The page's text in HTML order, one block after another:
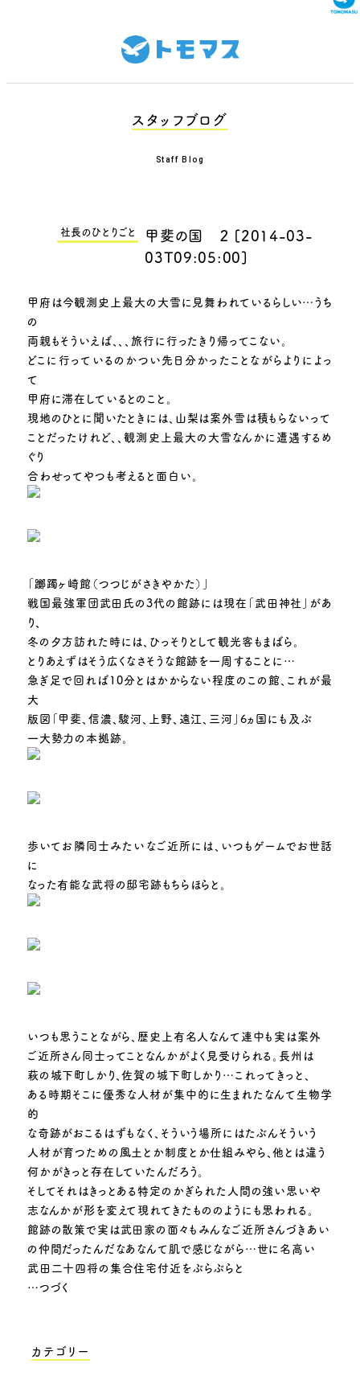
スタッフブログ
Staff Blog
社長のひとりごと 甲斐の国 ２ [2014-03-
03T09:05:00]
甲府は今観測史上最大の大雪に見舞われているらしい…うち
の
両親もそういえば、、、旅行に行ったきり帰ってこない。
どこに行っているのかつい先日分かったことながらよりによっ
て
甲府に滞在しているとのこと。
現地のひとに聞いたときには、山梨は案外雪は積もらないって
ことだったけれど、、観測史上最大の大雪なんかに遭遇するめ
ぐり
合わせってやつも考えると面白い。
「躑躅ヶ崎館（つつじがさきやかた）」
戦国最強軍団武田氏の3代の館跡には現在「武田神社」があ
り、
冬の夕方訪れた時には、ひっそりとして観光客もまばら。
とりあえずはそう広くなさそうな館跡を一周することに…
急ぎ足で回れば10分とはかからない程度のこの館、これが最
大
版図「甲斐、信濃、駿河、上野、遠江、三河」6ヵ国にも及ぶ
一大勢力の本拠跡。
歩いてお隣同士みたいなご近所には、いつもゲームでお世話
に
なった有能な武将の邸宅跡もちらほらと。
いつも思うことながら、歴史上有名人なんて連中も実は案外
ご近所さん同士ってことなんかがよく見受けられる。長州は
萩の城下町しかり、佐賀の城下町しかり…これってきっと、
ある時期そこに優秀な人材が集中的に生まれたなんて生物学
的
な奇跡がおこるはずもなく、そういう場所にはたぶんそういう
人材が育つための風土とか制度とか仕組みやら、他とは違う
何かがきっと存在していたんだろう。
そしてそれはきっとある特定のかぎられた人間の強い思いや
志なんかが形を変えて現れてきたもののようにも思われる。
館跡の散策で実は武田家の面々もみんなご近所さんづきあい
の仲間だったんだなあなんて肌で感じながら…世に名高い
武田二十四将の集合住宅付近をぶらぶらと
…つづく
カテゴリー